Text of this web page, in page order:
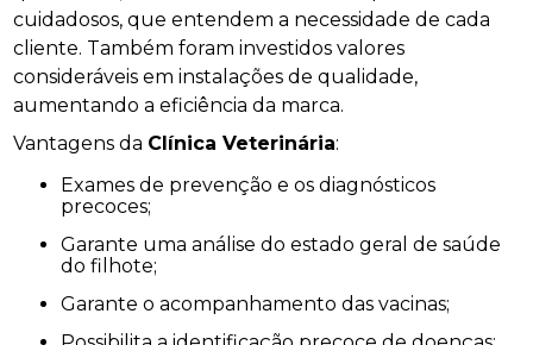
cuidadosos, que entendem a necessidade de cada
cliente. Também foram investidos valores
consideráveis em instalações de qualidade,
aumentando a eficiência da marca.
Vantagens da Clínica Veterinária:
Exames de prevenção e os diagnósticos
precoces;
Garante uma análise do estado geral de saúde
do filhote;
Garante o acompanhamento das vacinas;